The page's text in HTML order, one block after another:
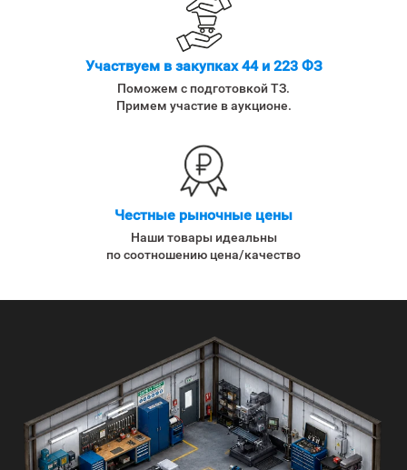
Участвуем в закупках 44 и 223 ФЗ
Поможем с подготовкой ТЗ.
Примем участие в аукционе.
Честные рыночные цены
Наши товары идеальны
по соотношению цена/качество